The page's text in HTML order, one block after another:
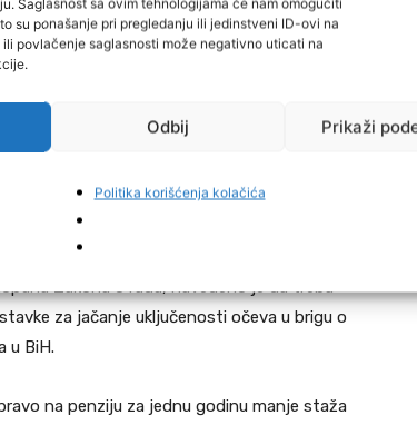
Saglasnost sa ovim tehnologijama će nam omogućiti
su ponašanje pri pregledanju ili jedinstveni ID-ovi na
povlačenje saglasnosti može negativno uticati na
Odbij Prikaži
Politika korišćenja kolačića
zemalja poput Francuske, Velike Britanije,
usluga, kao i da je iz prakse drugih
spremu, ali moraju proći edukaciju.
da jedinica lokalne samouprave
Zakona o radu, navedeno je da treba
za jačanje uključenosti očeva u brigu o
u BiH.
na penziju za jednu godinu manje staža